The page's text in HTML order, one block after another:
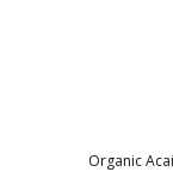
Organic